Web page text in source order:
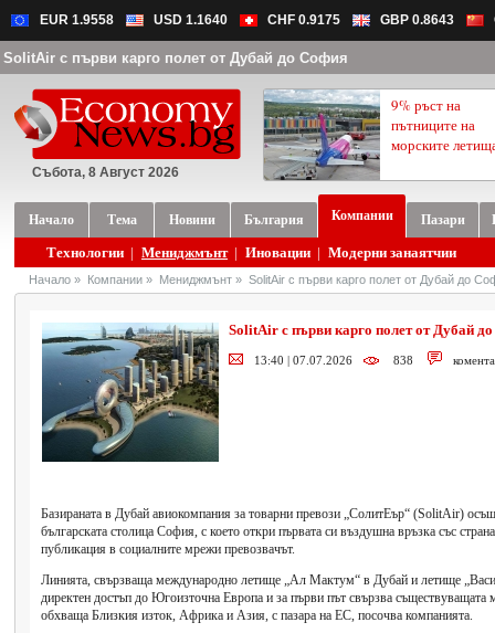
EUR 1.9558 USD 1.1640 CHF 0.9175 GBP 0.8643
SolitAir с първи карго полет от Дубай до София
Събота, 8 Август 2026
9% ръст на
пътниците на
морските
Начало Тема Новини България Компании Пазари
Технологии | Мениджмънт | Иновации | Модерни занаятчии
Начало » Компании » Мениджмънт » SolitAir с първи карго полет от Дубай до
SolitAir с първи карго полет от Дубай
13:40 | 07.07.2026 838
Базираната в Дубай авиокомпания за товарни превози „СолитЕър“ (SolitAir)
българската столица София, с което откри първата си въздушна връзка със
публикация в социалните мрежи превозвачът.
Линията, свързваща международно летище „Ал Мактум“ в Дубай и летище
директен достъп до Югоизточна Европа и за първи път свързва съществуващата
обхваща Близкия изток, Африка и Азия, с пазара на ЕС, посочва компанията.